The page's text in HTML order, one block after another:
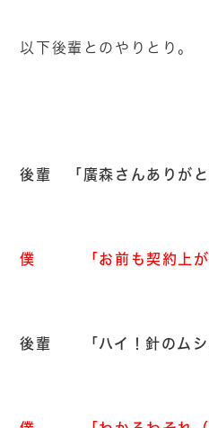
以下後輩とのやりとり。
後輩 「廣森さんありがと
僕 「お前も契約上がる
後輩 「ハイ！針のムシ